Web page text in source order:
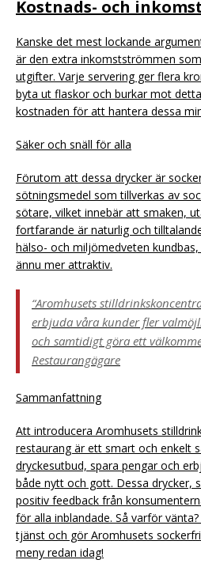
Kostnads- och
Kanske det mest lockande
är den extra inkomstströmmen
utgifter. Varje servering ger flera
byta ut flaskor och burkar mot
kostnaden för att hantera dessa
Säker och snäll för alla
Förutom att dessa drycker är
sötningsmedel som tillverkas av
sötare, vilket innebär att smaken,
fortfarande är naturlig och
hälso- och miljömedveten
ännu mer attraktiv.
“Aromhusets
erbjuda våra kunder fler
och samtidigt göra ett
Restaurangägare
Sammanfattning
Att introducera Aromhusets
restaurang är ett smart och enkelt
dryckesutbud, spara pengar och
både nytt och gott. Dessa drycker,
positiv feedback från
för alla inblandade. Så varför
tjänst och gör Aromhusets
meny redan idag!